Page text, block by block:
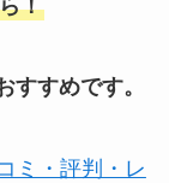
！
すすめです。
ミ・評判・レ